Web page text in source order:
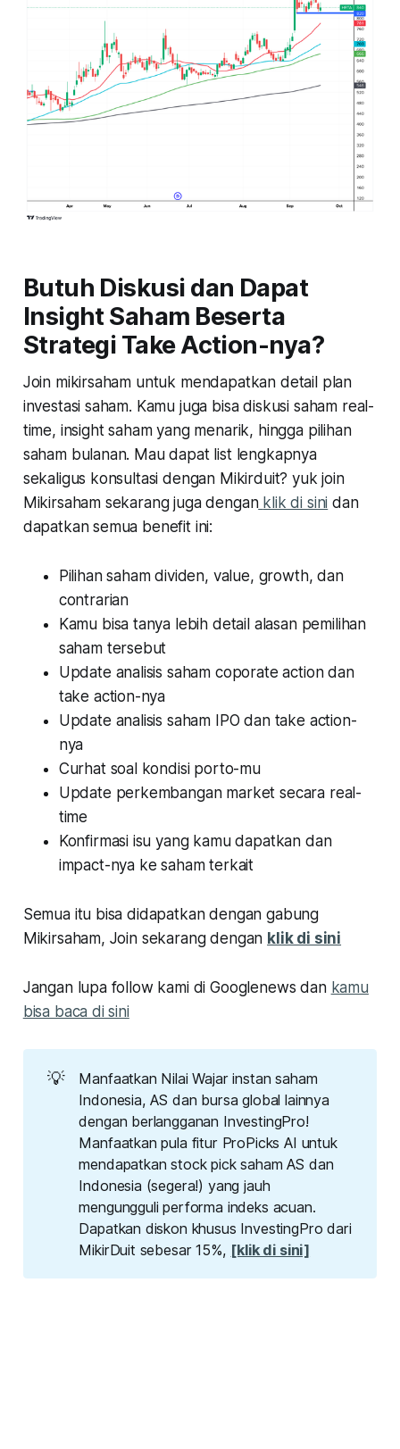
Butuh Diskusi dan Dapat
Insight Saham Beserta
Strategi Take Action-nya?
Join mikirsaham untuk mendapatkan detail plan
investasi saham. Kamu juga bisa diskusi saham real-
time, insight saham yang menarik, hingga pilihan
saham bulanan. Mau dapat list lengkapnya
sekaligus konsultasi dengan Mikirduit? yuk join
Mikirsaham sekarang juga dengan klik di sini dan
dapatkan semua benefit ini:
Pilihan saham dividen, value, growth, dan
contrarian
Kamu bisa tanya lebih detail alasan pemilihan
saham tersebut
Update analisis saham coporate action dan
take action-nya
Update analisis saham IPO dan take action-
nya
Curhat soal kondisi porto-mu
Update perkembangan market secara real-
time
Konfirmasi isu yang kamu dapatkan dan
impact-nya ke saham terkait
Semua itu bisa didapatkan dengan gabung
Mikirsaham, Join sekarang dengan klik di sini
Jangan lupa follow kami di Googlenews dan kamu
bisa baca di sini
💡
Manfaatkan Nilai Wajar instan saham
Indonesia, AS dan bursa global lainnya
dengan berlangganan InvestingPro!
Manfaatkan pula fitur ProPicks AI untuk
mendapatkan stock pick saham AS dan
Indonesia (segera!) yang jauh
mengungguli performa indeks acuan.
Dapatkan diskon khusus InvestingPro dari
MikirDuit sebesar 15%, [klik di sini]